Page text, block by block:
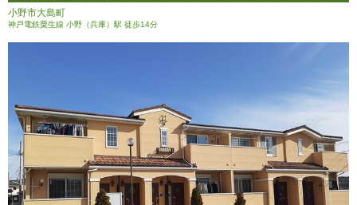
小野市大島町
神戸電鉄粟生線 小野（兵庫）駅 徒歩14分